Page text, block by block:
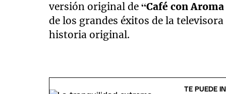
versión original de“Café con
de los grandes éxitos de la
historia original.
TE PUEDE